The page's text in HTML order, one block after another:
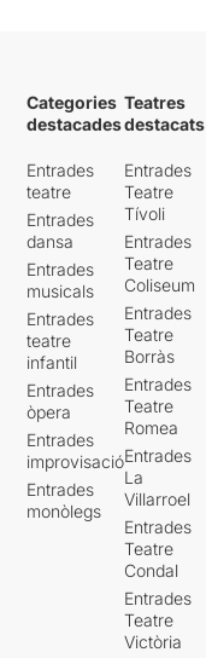
Categories
destacades
Entrades
teatre
Entrades
dansa
Entrades
musicals
Entrades
teatre
infantil
Entrades
òpera
Entrades
improvisació
Entrades
monòlegs
Teatres
destacats
Entrades
Teatre
Tívoli
Entrades
Teatre
Coliseum
Entrades
Teatre
Borràs
Entrades
Teatre
Romea
Entrades
La
Villarroel
Entrades
Teatre
Condal
Entrades
Teatre
Victòria